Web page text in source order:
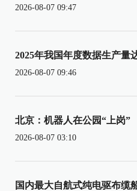
2026-08-07 09:47
2025年我国年度数据生产量
2026-08-07 09:46
北京：机器人在公园“上岗”
2026-08-07 03:10
国内最大自航式纯电驱布缆